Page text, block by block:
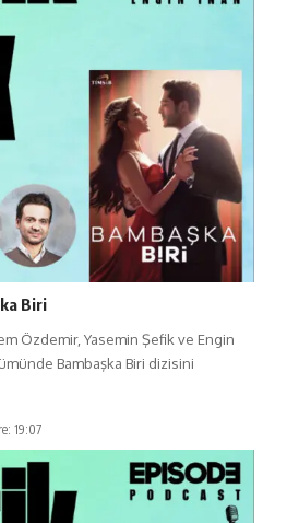
Biri
Özdemir, Yasemin Şefik ve Engin
Bambaşka Biri dizisini
19:07